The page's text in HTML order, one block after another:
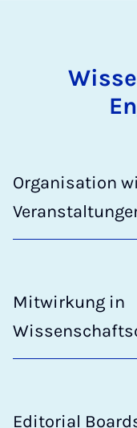
Organisation
Mitwirkung in
Editorial